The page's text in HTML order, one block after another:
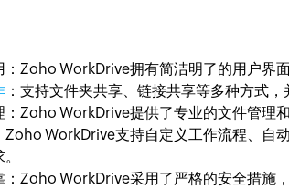
：Zoho WorkDrive拥有简洁明了的用户界
：支持文件夹共享、链接共享等多种方式
：Zoho WorkDrive提供了专业的文件管理
Zoho WorkDrive支持自定义工作流程、自
：Zoho WorkDrive采用了严格的安全措施